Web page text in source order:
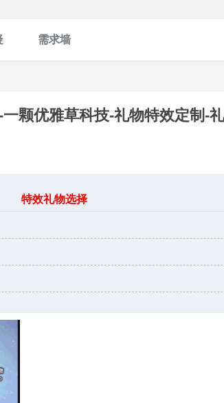
需求墙
颗优雅草科技-礼物特效定制-
特效礼物选择